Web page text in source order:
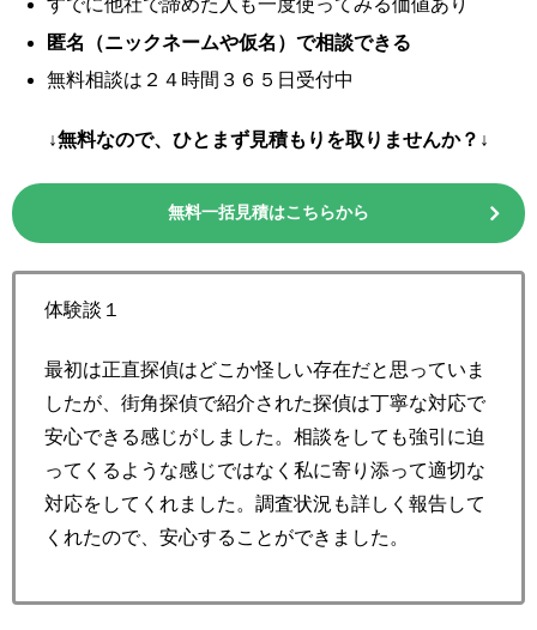
すでに他社で諦めた人も一度使ってみる価値あり
匿名（ニックネームや仮名）で相談できる
無料相談は２４時間３６５日受付中
↓無料なので、ひとまず見積もりを取りませんか？↓
無料一括見積はこちらから
体験談１
最初は正直探偵はどこか怪しい存在だと思っていま
したが、街角探偵で紹介された探偵は丁寧な対応で
安心できる感じがしました。相談をしても強引に迫
ってくるような感じではなく私に寄り添って適切な
対応をしてくれました。調査状況も詳しく報告して
くれたので、安心することができました。